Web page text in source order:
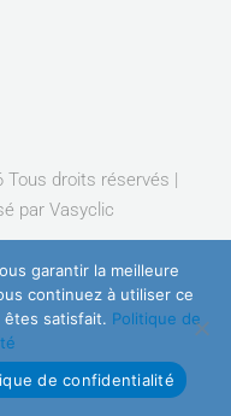
Tous droits réservés |
par Vasyclic
garantir la meilleure
continuez à utiliser ce
satisfait. Politique de
de confidentialité